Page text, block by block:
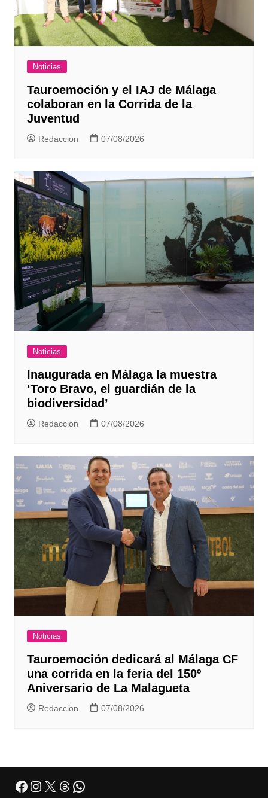
Noticias
Tauroemoción y el IAJ de Málaga
colaboran en la Corrida de la
Juventud
Redaccion 07/08/2026
Noticias
Inaugurada en Málaga la muestra
‘Toro Bravo, el guardián de la
biodiversidad’
Redaccion 07/08/2026
Noticias
Tauroemoción dedicará al Málaga CF
una corrida en la feria del 150º
Aniversario de La Malagueta
Redaccion 07/08/2026
Facebook Instagram X Threads WhatsApp